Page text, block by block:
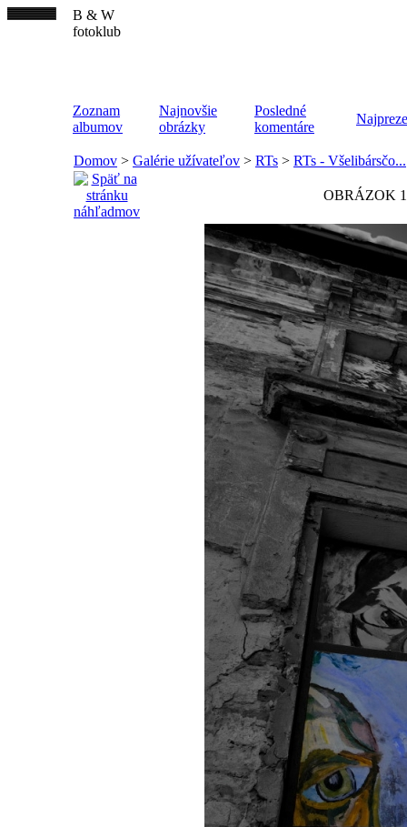
B & W
fotoklub
Zoznam
albumov
Najnovšie
obrázky
Posledné
komentáre
Domov > Galérie užívateľov > RTs > RTs - Všelibársčo...
OBRÁZOK